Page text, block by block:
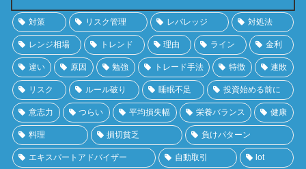
対策 リスク管理 レバレッジ 対処法
レンジ相場 トレンド 理由 ライン 金利
違い 原因 勉強 トレード手法 特徴 連敗
リスク ルール破り 睡眠不足 投資始める前に
意志力 つらい 平均損失幅 栄養バランス 健康
料理 損切貧乏 負けパターン
エキスパートアドバイザー 自動取引 lot